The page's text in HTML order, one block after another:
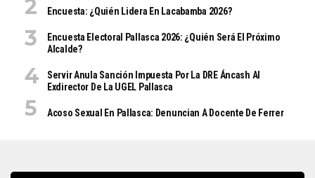
Encuesta: ¿Quién Lidera En Lacabamba 2026?
Encuesta Electoral Pallasca 2026: ¿Quién Será El Próximo
Alcalde?
Servir Anula Sanción Impuesta Por La DRE Áncash Al
Exdirector De La UGEL Pallasca
Acoso Sexual En Pallasca: Denuncian A Docente De Ferrer